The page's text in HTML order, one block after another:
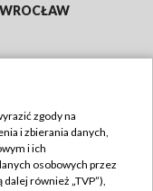
WROCŁAW
zgody na
i zbierania danych,
i ich
osobowych przez
również „TVP”),